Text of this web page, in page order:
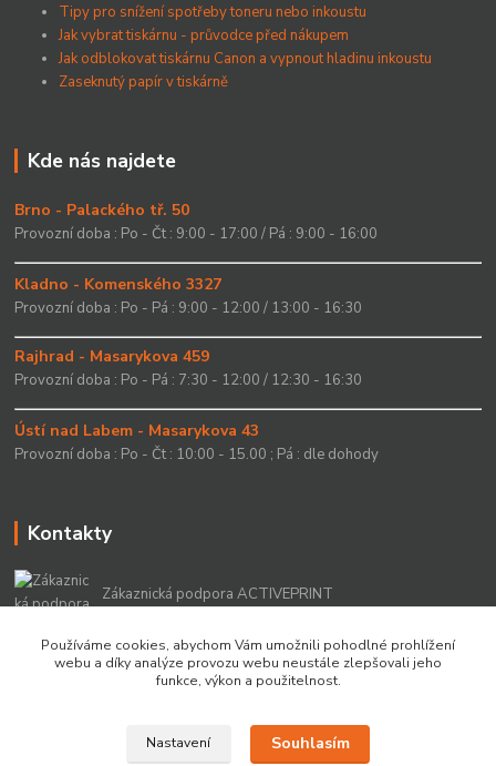
Tipy pro snížení spotřeby toneru nebo inkoustu
Jak vybrat tiskárnu - průvodce před nákupem
Jak odblokovat tiskárnu Canon a vypnout hladinu inkoustu
Zaseknutý papír v tiskárně
Kde nás najdete
Brno - Palackého tř. 50
Provozní doba : Po - Čt : 9:00 - 17:00 / Pá : 9:00 - 16:00
Kladno - Komenského 3327
Provozní doba : Po - Pá : 9:00 - 12:00 / 13:00 - 16:30
Rajhrad - Masarykova 459
Provozní doba : Po - Pá : 7:30 - 12:00 / 12:30 - 16:30
Ústí nad Labem - Masarykova 43
Provozní doba : Po - Čt : 10:00 - 15.00 ; Pá : dle dohody
Kontakty
Zákaznická podpora ACTIVEPRINT
info@activeprint.cz
Používáme cookies, abychom Vám umožnili pohodlné prohlížení
webu a díky analýze provozu webu neustále zlepšovali jeho
funkce, výkon a použitelnost.
Nastavení Souhlasím